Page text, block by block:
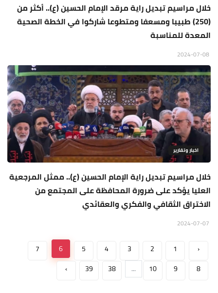
خلال مراسيم تبديل راية مرقد الإمام الحسين (ع).. أكثر من
(250) طبيبا ومسعفا ومتطوعا شاركوا في الخطة الصحية
المعدة للمناسبة
اخبار وتقارير
خلال مراسيم تبديل راية الإمام الحسين (ع).. ممثل المرجعية
العليا يؤكد على ضرورة المحافظة على المجتمع من
الاختراق الثقافي والفكري والعقائدي
‹
1
2
3
4
5
6
7
8
9
10
...
38
39
›